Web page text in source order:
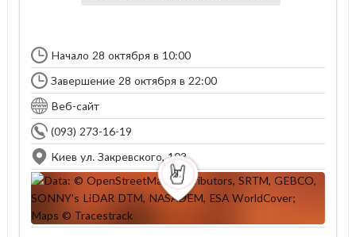
Начало 28 октября в 10:00
Завершение 28 октября в 22:00
Веб-сайт
(093) 273-16-19
Киев ул. Закревского, 103